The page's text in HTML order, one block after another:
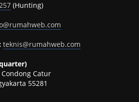
(Hunting)
teknis@rumahweb.com
Catur
55281